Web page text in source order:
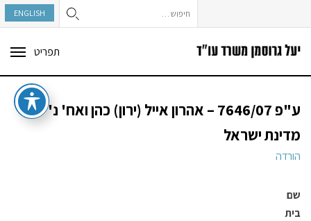
ENGLISH
תפריט
ע"פ 7646/07 – אהרון אייל (ירון) כהן ואח' נ'
מדינת ישראל
הורדה
שם
בית